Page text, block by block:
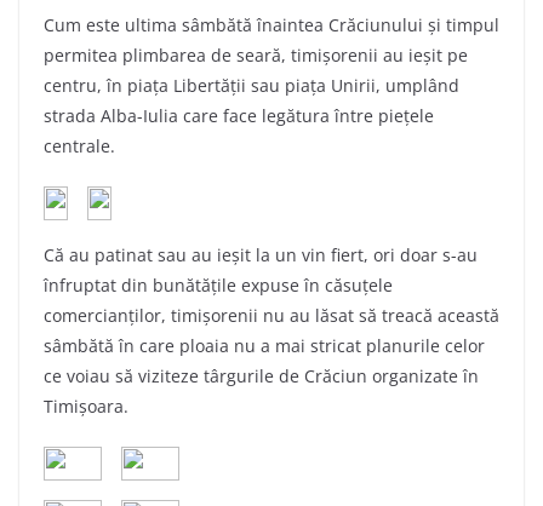
Cum este ultima sâmbătă înaintea Crăciunului și timpul
permitea plimbarea de seară, timișorenii au ieșit pe
centru, în piața Libertății sau piața Unirii, umplând
strada Alba-Iulia care face legătura între piețele
centrale.
Că au patinat sau au ieșit la un vin fiert, ori doar s-au
înfruptat din bunătățile expuse în căsuțele
comercianților, timișorenii nu au lăsat să treacă această
sâmbătă în care ploaia nu a mai stricat planurile celor
ce voiau să viziteze târgurile de Crăciun organizate în
Timișoara.